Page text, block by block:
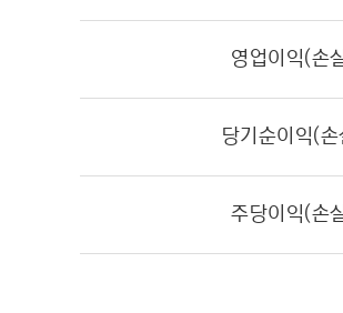
영업이익(손
당기순이익(손
주당이익(손